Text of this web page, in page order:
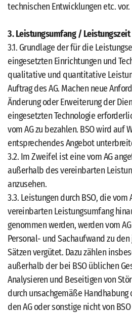
technischen Entwicklungen etc. vor.
3. Leistungsumfang / Leistungszeit
3.1. Grundlage der für die
eingesetzten Einrichtungen und
qualitative und quantitative
Auftrag des AG. Machen neue
Änderung oder Erweiterung der
eingesetzten Technologie
vom AG zu bezahlen. BSO wird auf
entsprechendes Angebot
3.2. Im Zweifel ist eine vom AG
außerhalb des vereinbarten
anzusehen.
3.3. Leistungen durch BSO, die
vereinbarten Leistungsumfang
genommen werden, werden vom
Personal- und Sachaufwand zu
Sätzen vergütet. Dazu zählen
außerhalb der bei BSO üblichen
Analysieren und Beseitigen von
durch unsachgemäße
den AG oder sonstige nicht von